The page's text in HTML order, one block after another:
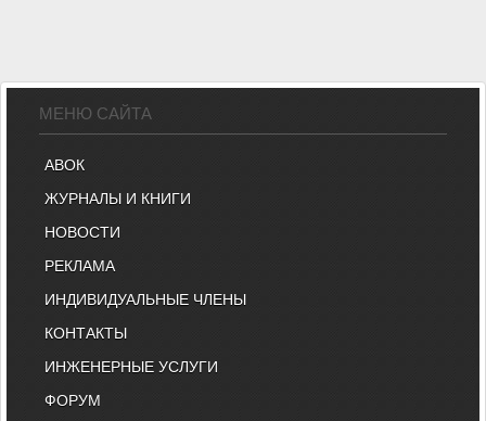
МЕНЮ САЙТА
АВОК
ЖУРНАЛЫ И КНИГИ
НОВОСТИ
РЕКЛАМА
ИНДИВИДУАЛЬНЫЕ ЧЛЕНЫ
КОНТАКТЫ
ИНЖЕНЕРНЫЕ УСЛУГИ
ФОРУМ